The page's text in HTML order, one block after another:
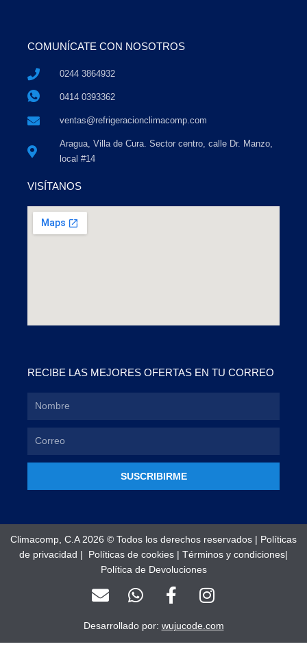
COMUNÍCATE CON NOSOTROS
0244 3864932
0414 0393362
ventas@refrigeracionclimacomp.com
Aragua, Villa de Cura. Sector centro, calle Dr. Manzo,
local #14
VISÍTANOS
RECIBE LAS MEJORES OFERTAS EN TU CORREO
SUSCRIBIRME
Climacomp, C.A 2026 © Todos los derechos reservados | Políticas
de privacidad | Políticas de cookies | Términos y condiciones|
Política de Devoluciones
E
n
v
W
h
a
F
a
c
e
I
n
s
t
Desarrollado por: wujucode.com